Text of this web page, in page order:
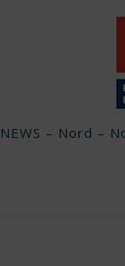
NEWS – Nord –